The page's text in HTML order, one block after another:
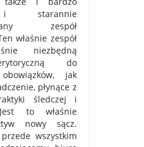
starannie
zespół
właśnie zespół
niezbędną
do
jak
płynące z
śledczej i
to właśnie
nowy sącz.
wszystkim